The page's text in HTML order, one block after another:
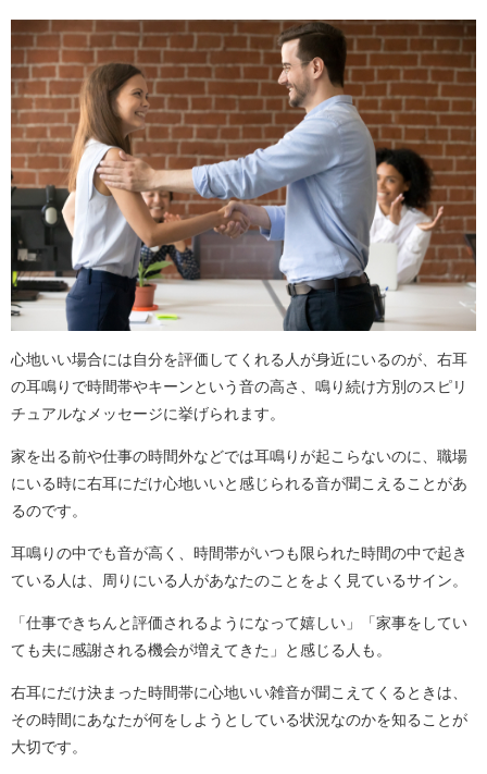
心地いい場合には自分を評価してくれる人が身近にいるのが、右耳
の耳鳴りで時間帯やキーンという音の高さ、鳴り続け方別のスピリ
チュアルなメッセージに挙げられます。
家を出る前や仕事の時間外などでは耳鳴りが起こらないのに、職場
にいる時に右耳にだけ心地いいと感じられる音が聞こえることがあ
るのです。
耳鳴りの中でも音が高く、時間帯がいつも限られた時間の中で起き
ている人は、周りにいる人があなたのことをよく見ているサイン。
「仕事できちんと評価されるようになって嬉しい」「家事をしてい
ても夫に感謝される機会が増えてきた」と感じる人も。
右耳にだけ決まった時間帯に心地いい雑音が聞こえてくるときは、
その時間にあなたが何をしようとしている状況なのかを知ることが
大切です。